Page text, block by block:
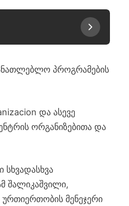
პროგრამების
და ასევე
ორგანიზებითა და
სხვადასხვა
შალიკაშვილი,
მენეჯერი